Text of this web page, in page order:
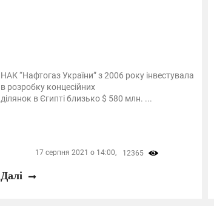
НАК “Нафтогаз України” з 2006 року інвестувала
в розробку концесійних
ділянок в Єгипті близько $ 580 млн. ...
17 серпня 2021 о 14:00, 12365
Далі